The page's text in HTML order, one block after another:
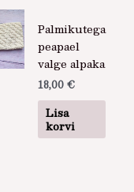
Palmikutega
peapael
valge alpaka
18,00 €
Lisa
korvi